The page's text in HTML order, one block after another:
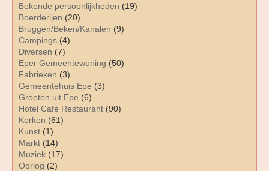
Bekende persoonlijkheden (19)
Boerderijen (20)
Bruggen/Beken/Kanalen (9)
Campings (4)
Diversen (7)
Eper Gemeentewoning (50)
Fabrieken (3)
Gemeentehuis Epe (3)
Groeten uit Epe (6)
Hotel Café Restaurant (90)
Kerken (61)
Kunst (1)
Markt (14)
Muziek (17)
Oorlog (2)